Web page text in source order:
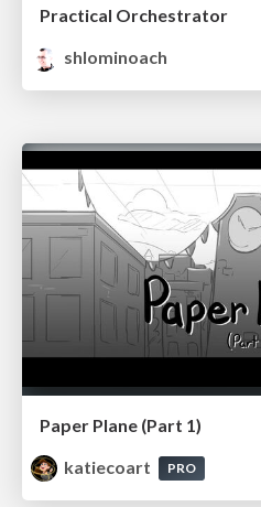
Practical Orchestrator
shlominoach
Paper Plane (Part 1)
katiecoart
PRO